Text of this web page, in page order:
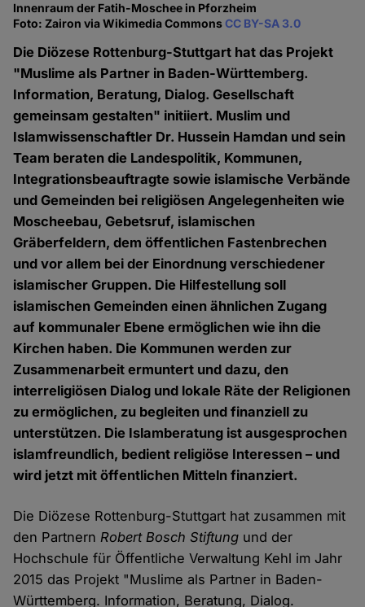
Innenraum der Fatih-Moschee in Pforzheim
Foto: Zairon via Wikimedia CommonsCC BY-SA 3.0
Die Diözese Rottenburg-Stuttgart hat das Projekt
"Muslime als Partner in Baden-Württemberg.
Information, Beratung, Dialog. Gesellschaft
gemeinsam gestalten" initiiert. Muslim und
Islamwissenschaftler Dr. Hussein Hamdan und sein
Team beraten die Landespolitik, Kommunen,
Integrationsbeauftragte sowie islamische Verbände
und Gemeinden bei religiösen Angelegenheiten wie
Moscheebau, Gebetsruf, islamischen
Gräberfeldern, dem öffentlichen Fastenbrechen
und vor allem bei der Einordnung verschiedener
islamischer Gruppen. Die Hilfestellung soll
islamischen Gemeinden einen ähnlichen Zugang
auf kommunaler Ebene ermöglichen wie ihn die
Kirchen haben. Die Kommunen werden zur
Zusammenarbeit ermuntert und dazu, den
interreligiösen Dialog und lokale Räte der Religionen
zu ermöglichen, zu begleiten und finanziell zu
unterstützen. Die Islamberatung ist ausgesprochen
islamfreundlich, bedient religiöse Interessen – und
wird jetzt mit öffentlichen Mitteln finanziert.
Die Diözese Rottenburg-Stuttgart hat zusammen mit
den PartnernRobert Bosch Stiftung und der
Hochschule für Öffentliche Verwaltung Kehl im Jahr
2015 das Projekt "Muslime als Partner in Baden-
Württemberg. Information, Beratung, Dialog.